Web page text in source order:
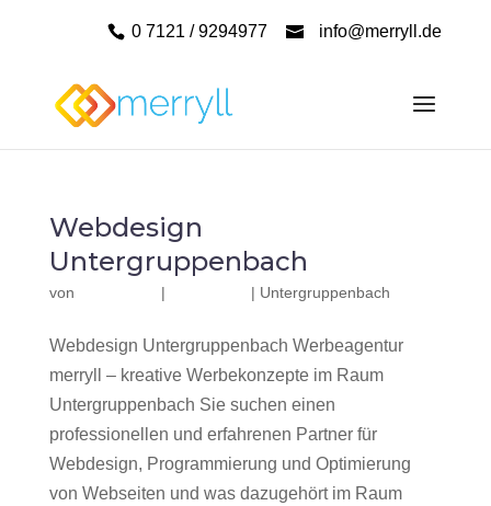
0 7121 / 9294977 info@merryll.de
Webdesign
Untergruppenbach
von | | Untergruppenbach
Webdesign Untergruppenbach Werbeagentur
merryll – kreative Werbekonzepte im Raum
Untergruppenbach Sie suchen einen
professionellen und erfahrenen Partner für
Webdesign, Programmierung und Optimierung
von Webseiten und was dazugehört im Raum